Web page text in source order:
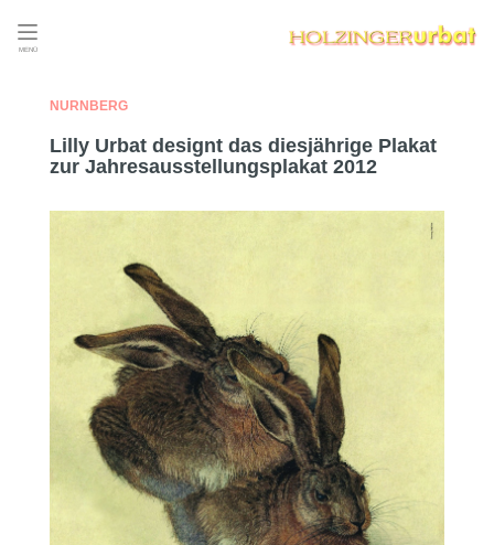
MENÜ
NÜRNBERG
Lilly Urbat designt das diesjährige Plakat
zur Jahresausstellungsplakat 2012